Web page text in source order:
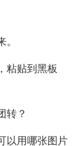
贴到黑板
转？
用哪张图片